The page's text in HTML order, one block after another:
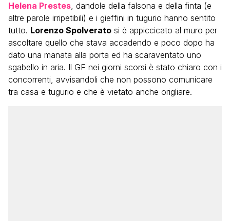
Helena Prestes, dandole della falsona e della finta (e
altre parole irripetibili) e i gieffini in tugurio hanno sentito
tutto. Lorenzo Spolverato si è appiccicato al muro per
ascoltare quello che stava accadendo e poco dopo ha
dato una manata alla porta ed ha scaraventato uno
sgabello in aria. Il GF nei giorni scorsi è stato chiaro con i
concorrenti, avvisandoli che non possono comunicare
tra casa e tugurio e che è vietato anche origliare.